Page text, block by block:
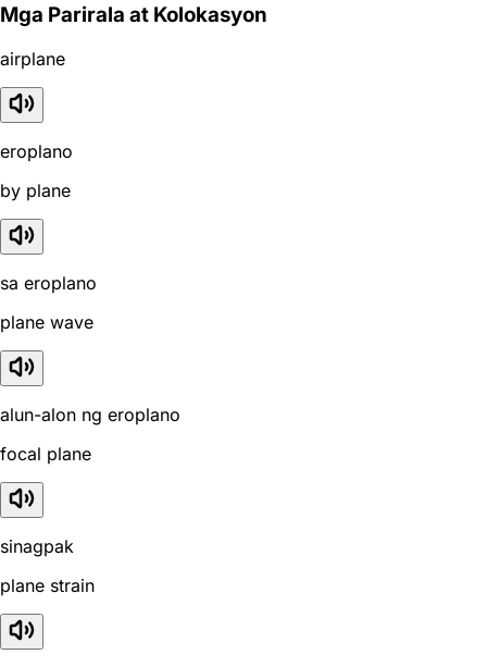
Mga Parirala at Kolokasyon
airplane
eroplano
by plane
sa eroplano
plane wave
alun-alon ng eroplano
focal plane
sinagpak
plane strain